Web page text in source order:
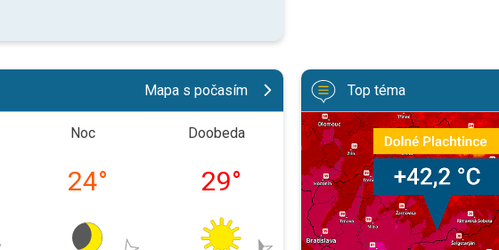
Mapa s počasím
Noc
24°
Doobeda
29°
Poobede
37° 31
Top téma
42,2 °C: Slovensko prepísalo